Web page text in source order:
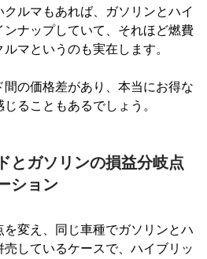
ルマもあれば、ガソリンとハイ
ンナップしていて、それほど燃費
マというのも実在します。
間の価格差があり、本当にお得な
ることもあるでしょう。
とガソリンの損益分岐点
ション
を変え、同じ車種でガソリンとハ
売しているケースで、ハイブリッ